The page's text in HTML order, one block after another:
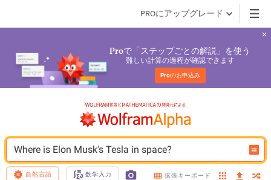
PROにアップグレード
Proで「ステップごとの解説」を使う
難しい計算の過程が確認できます
Proのお申込み
Where is Elon Musk's Tesla in space?
自然言語 数学入力 拡張キーボード